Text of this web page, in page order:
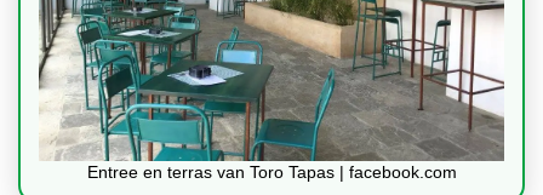
Entree en terras van Toro Tapas | facebook.com